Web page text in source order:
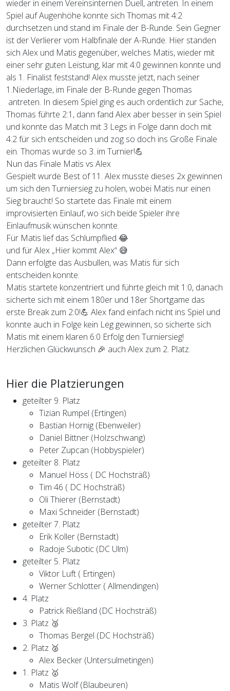
wieder in einem Vereinsinternen Duell, antreten. In einem
Spiel auf Augenhöhe konnte sich Thomas mit 4:2
durchsetzen und stand im Finale der B-Runde. Sein Gegner
ist der Verlierer vom Halbfinale der A-Runde. Hier standen
sich Alex und Matis gegenüber, welches Matis, wieder mit
einer sehr guten Leistung, klar mit 4:0 gewinnen konnte und
als 1. Finalist feststand! Alex musste jetzt, nach seiner
1.Niederlage, im Finale der B-Runde gegen Thomas
antreten. In diesem Spiel ging es auch ordentlich zur Sache,
Thomas führte 2:1, dann fand Alex aber besser in sein Spiel
und konnte das Match mit 3 Legs in Folge dann doch mit
4:2 für sich entscheiden und zog so doch ins Große Finale
ein. Thomas wurde so 3. im Turnier!💪
Nun das Finale Matis vs Alex
Gespielt wurde Best of 11. Alex musste dieses 2x gewinnen
um sich den Turniersieg zu holen, wobei Matis nur einen
Sieg braucht! So startete das Finale mit einem
improvisierten Einlauf, wo sich beide Spieler ihre
Einlaufmusik wünschen konnte.
Für Matis lief das Schlumpflied 😂
und für Alex „Hier kommt Alex“ 😅
Dann erfolgte das Ausbullen, was Matis für sich
entscheiden konnte.
Matis startete konzentriert und führte gleich mit 1:0, danach
sicherte sich mit einem 180er und 18er Shortgame das
erste Break zum 2:0!💪 Alex fand einfach nicht ins Spiel und
konnte auch in Folge kein Leg gewinnen, so sicherte sich
Matis mit einem klaren 6:0 Erfolg den Turniersieg!
Herzlichen Glückwunsch 🎉 auch Alex zum 2. Platz.
Hier die Platzierungen
geteilter 9. Platz
Tizian Rumpel (Ertingen)
Bastian Hornig (Ebenweiler)
Daniel Bittner (Holzschwang)
Peter Zupcan (Hobbyspieler)
geteilter 8. Platz
Manuel Höss ( DC Hochsträß)
Tim 46 ( DC Hochsträß)
Oli Thierer (Bernstadt)
Maxi Schneider (Bernstadt)
geteilter 7. Platz
Erik Koller (Bernstadt)
Radoje Subotic (DC Ulm)
geteilter 5. Platz
Viktor Luft ( Ertingen)
Werner Schlotter ( Allmendingen)
4. Platz
Patrick Rießland (DC Hochsträß)
3. Platz 🥉
Thomas Bergel (DC Hochsträß)
2. Platz 🥈
Alex Becker (Untersulmetingen)
1. Platz 🥇
Matis Wolf (Blaubeuren)